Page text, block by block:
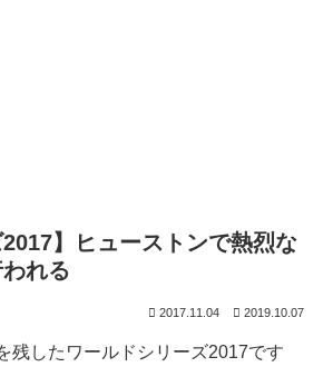
2017】ヒューストンで熱烈な
れる
2017.11.04 2019.10.07
残したワールドシリーズ2017です